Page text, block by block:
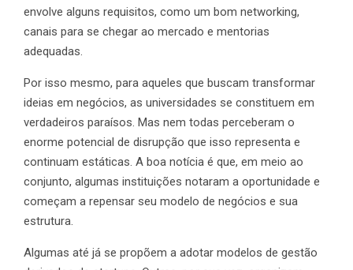
envolve alguns requisitos, como um bom networking,
canais para se chegar ao mercado e mentorias
adequadas.
Por isso mesmo, para aqueles que buscam transformar
ideias em negócios, as universidades se constituem em
verdadeiros paraísos. Mas nem todas perceberam o
enorme potencial de disrupção que isso representa e
continuam estáticas. A boa notícia é que, em meio ao
conjunto, algumas instituições notaram a oportunidade e
começam a repensar seu modelo de negócios e sua
estrutura.
Algumas até já se propõem a adotar modelos de gestão